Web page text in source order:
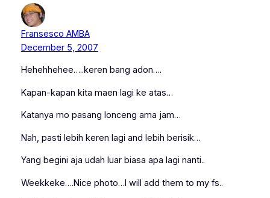
Fransesco AMBA
December 5, 2007
Hehehhehee…..keren bang adon….
Kapan-kapan kita maen lagi ke atas…
Katanya mo pasang lonceng ama jam…
Nah, pasti lebih keren lagi and lebih berisik…
Yang begini aja udah luar biasa apa lagi nanti..
Weekkeke….Nice photo…I will add them to my fs..